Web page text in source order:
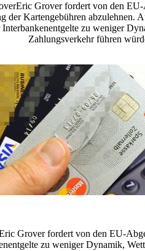
Grover fordert von den
der Kartengebühren abzulehnen.
Interbankenentgelte zu weniger
Zahlungsverkehr führen
Grover fordert von den EU-
zu weniger Dynamik,